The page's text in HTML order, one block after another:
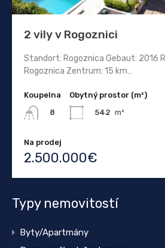
2 vily v Rogoznici
Standort: Rogoznica Gebaut: 2016
Rogoznica Zentrum: 15 km…
Koupelna
8
Obytný prostor (m²)
542 m²
Na prodej
2.500.000€
Typy nemovitostí
Byty/Apartmány